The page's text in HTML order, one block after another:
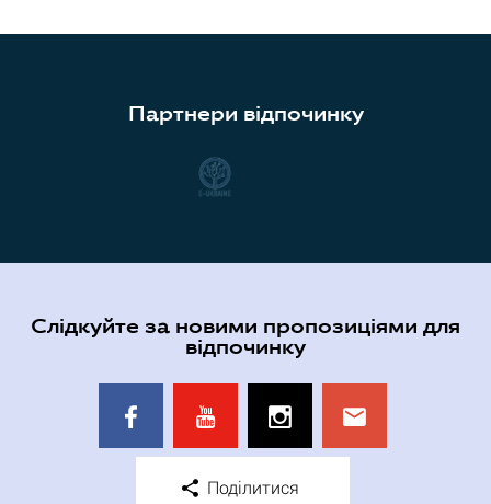
Партнери відпочинку
Слідкуйте за новими пропозиціями для
відпочинку
Поділитися